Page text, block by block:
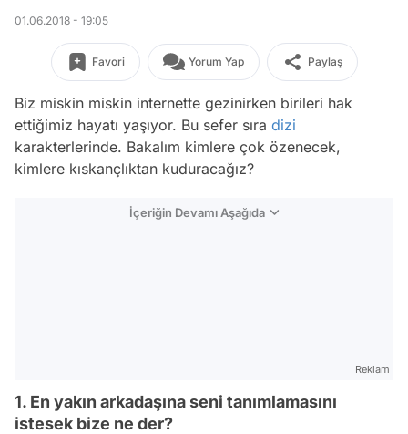
01.06.2018 - 19:05
Favori Yorum Yap Paylaş
Biz miskin miskin internette gezinirken birileri hak
ettiğimiz hayatı yaşıyor. Bu sefer sıra dizi
karakterlerinde. Bakalım kimlere çok özenecek,
kimlere kıskançlıktan kuduracağız?
İçeriğin Devamı Aşağıda
Reklam
1. En yakın arkadaşına seni tanımlamasını
istesek bize ne der?